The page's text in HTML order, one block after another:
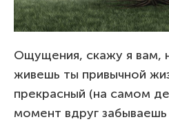
Ощущения, скажу я вам,
живешь ты привычной
прекрасный (на самом
момент вдруг